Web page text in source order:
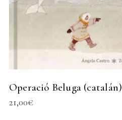
Operació Beluga (catalán)
21,00€